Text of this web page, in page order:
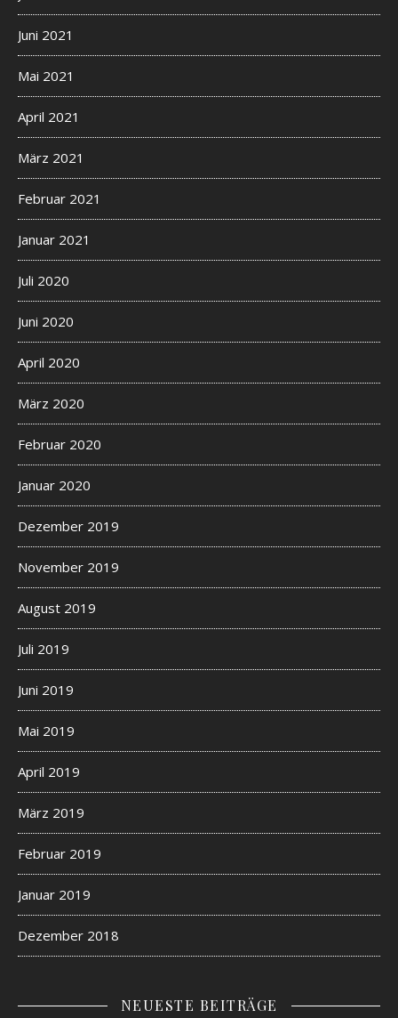
Juni 2021
Mai 2021
April 2021
März 2021
Februar 2021
Januar 2021
Juli 2020
Juni 2020
April 2020
März 2020
Februar 2020
Januar 2020
Dezember 2019
November 2019
August 2019
Juli 2019
Juni 2019
Mai 2019
April 2019
März 2019
Februar 2019
Januar 2019
Dezember 2018
NEUESTE BEITRÄGE